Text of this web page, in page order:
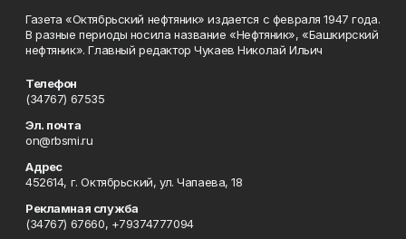
Газета «Октябрьский нефтяник» издается с февраля 1947 года.
В разные периоды носила название «Нефтяник», «Башкирский
нефтяник». Главный редактор Чукаев Николай Ильич
Телефон
(34767) 67535
Эл. почта
on@rbsmi.ru
Адрес
452614, г. Октябрьский, ул. Чапаева, 18
Рекламная служба
(34767) 67660, +79374777094